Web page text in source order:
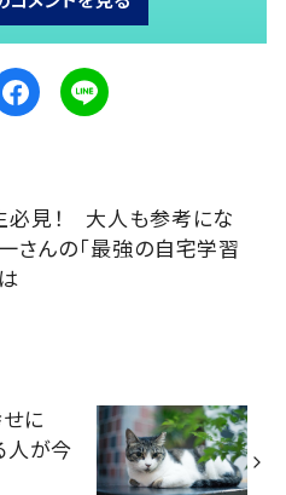
必見！ 大人も参考にな
さんの「最強の自宅学習
せに
人が今